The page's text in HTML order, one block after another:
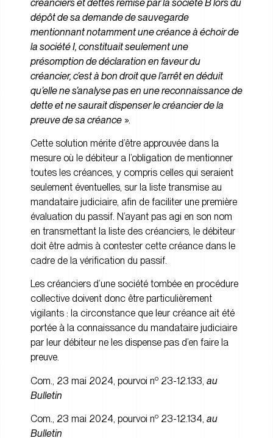
créanciers et dettes remise par la société B lors du
dépôt de sa demande de sauvegarde
mentionnant notamment une créance à échoir de
la société I, constituait seulement une
présomption de déclaration en faveur du
créancier, c’est à bon droit que l’arrêt en déduit
qu’elle ne s’analyse pas en une reconnaissance de
dette et ne saurait dispenser le créancier de la
preuve de sa créance ».
Cette solution mérite d’être approuvée dans la
mesure où le débiteur a l’obligation de mentionner
toutes les créances, y compris celles qui seraient
seulement éventuelles, sur la liste transmise au
mandataire judiciaire, afin de faciliter une première
évaluation du passif. N’ayant pas agi en son nom
en transmettant la liste des créanciers, le débiteur
doit être admis à contester cette créance dans le
cadre de la vérification du passif.
Les créanciers d’une société tombée en procédure
collective doivent donc être particulièrement
vigilants : la circonstance que leur créance ait été
portée à la connaissance du mandataire judiciaire
par leur débiteur ne les dispense pas d’en faire la
preuve.
Com., 23 mai 2024, pourvoi no 23-12.133, au
Bulletin
Com., 23 mai 2024, pourvoi no 23-12.134, au
Bulletin